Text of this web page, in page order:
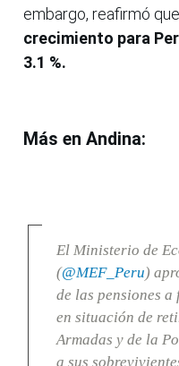
embargo, reafirmó
crecimiento para
3.1 %.
Más en Andina:
El Ministerio de
(@MEF_Peru)
de las pensiones
en situación de
Armadas y de la
a sus